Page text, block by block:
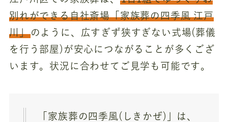
別れができる自社斎場「家族葬の四季風 江戸
川」のように、広すぎず狭すぎない式場(葬儀
を行う部屋)が安心につながることが多くござ
います。状況に合わせてご見学も可能です。
「家族葬の四季風(しきかぜ)」は、